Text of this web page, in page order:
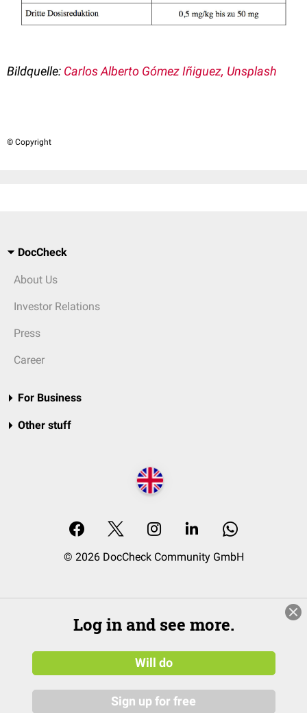
Bildquelle: Carlos Alberto Gómez Iñiguez, Unsplash
© Copyright
DocCheck
About Us
Investor Relations
Press
Career
For Business
Other stuff
© 2026 DocCheck Community GmbH
Log in and see more.
Will do
Sign up for free